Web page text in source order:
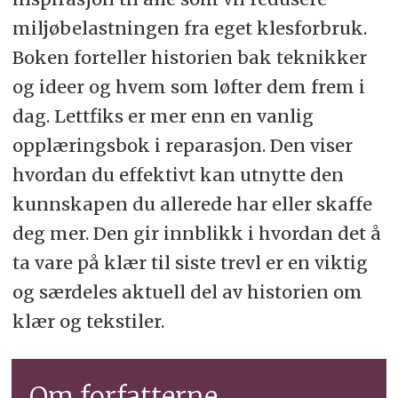
miljøbelastningen fra eget klesforbruk.
Boken forteller historien bak teknikker
og ideer og hvem som løfter dem frem i
dag. Lettfiks er mer enn en vanlig
opplæringsbok i reparasjon. Den viser
hvordan du effektivt kan utnytte den
kunnskapen du allerede har eller skaffe
deg mer. Den gir innblikk i hvordan det å
ta vare på klær til siste trevl er en viktig
og særdeles aktuell del av historien om
klær og tekstiler.